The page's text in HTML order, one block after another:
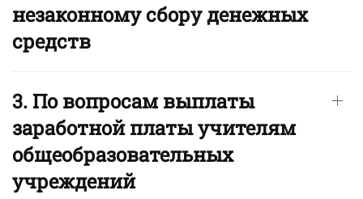
незаконному сбору денежных
средств
3. По вопросам выплаты
заработной платы учителям
общеобразовательных
учреждений